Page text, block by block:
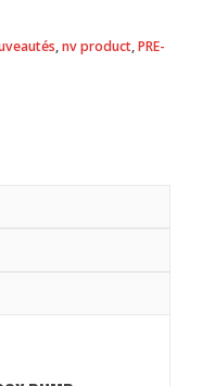
,nv product,PRE-